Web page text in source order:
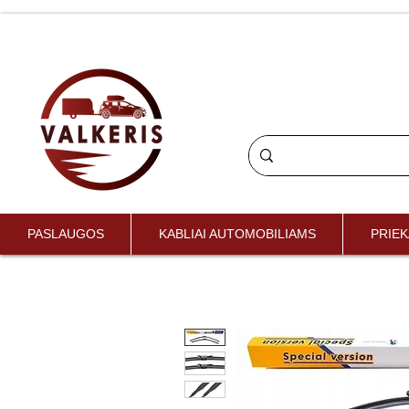
PASLAUGOS KABLIAI AUTOMOBILIAMS